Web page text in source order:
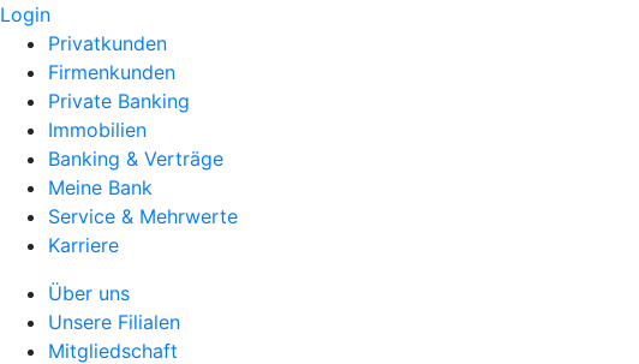
Login
Privatkunden
Firmenkunden
Private Banking
Immobilien
Banking & Verträge
Meine Bank
Service & Mehrwerte
Karriere
Über uns
Unsere Filialen
Mitgliedschaft